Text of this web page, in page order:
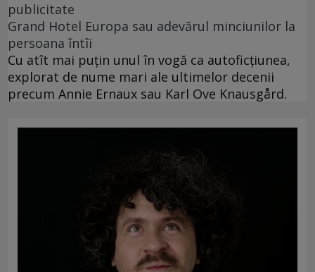
publicitate
Grand Hotel Europa sau adevărul minciunilor la
persoana întîi
Cu atît mai puțin unul în vogă ca autoficțiunea,
explorat de nume mari ale ultimelor decenii
precum Annie Ernaux sau Karl Ove Knausgård.